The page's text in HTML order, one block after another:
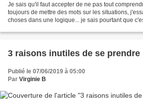
Je sais qu'il faut accepter de ne pas tout
toujours de mettre des mots sur les situations,
choses dans une logique... je sais pourtant que
3 raisons inutiles de se prendre
Publié le 07/06/2019 à 05:00
Par Virginie B